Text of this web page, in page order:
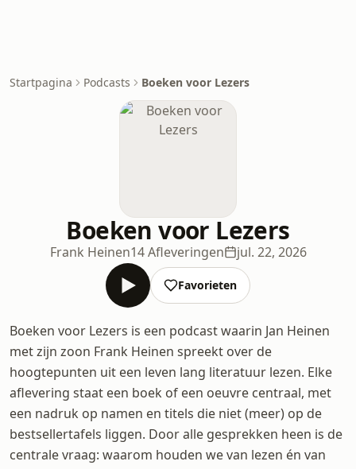
Startpagina Podcasts Boeken voor Lezers
Boeken voor Lezers
Frank Heinen14 Afleveringen jul. 22, 2026
Favorieten
Boeken voor Lezers is een podcast waarin Jan Heinen
met zijn zoon Frank Heinen spreekt over de
hoogtepunten uit een leven lang literatuur lezen. Elke
aflevering staat een boek of een oeuvre centraal, met
een nadruk op namen en titels die niet (meer) op de
bestsellertafels liggen. Door alle gesprekken heen is de
centrale vraag: waarom houden we van lezen én van